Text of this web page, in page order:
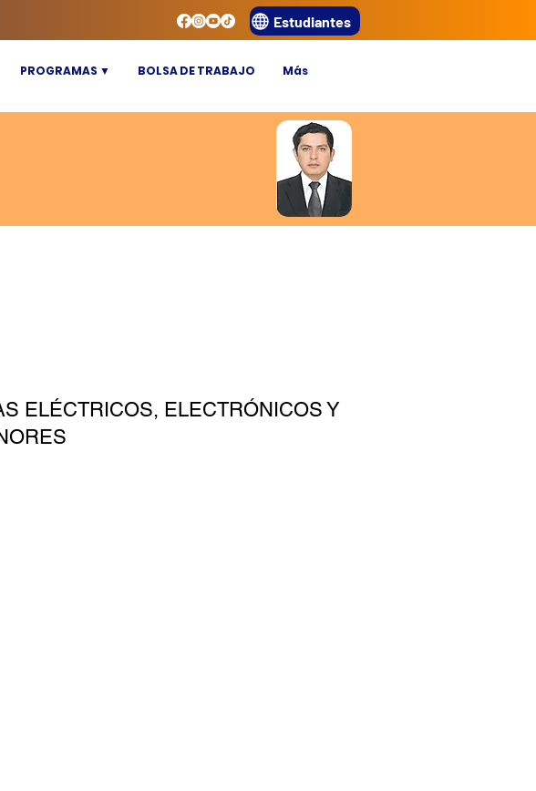
Estudiantes
PROGRAMAS ▼ BOLSA DE TRABAJO Más
ELÉCTRICOS, ELECTRÓNICOS Y